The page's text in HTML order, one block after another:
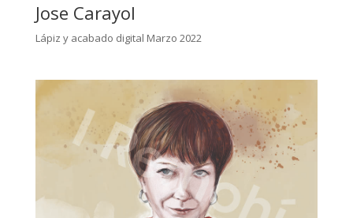
Jose Carayol
Lápiz y acabado digital Marzo 2022